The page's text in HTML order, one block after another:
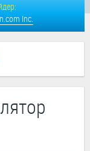
Inc.